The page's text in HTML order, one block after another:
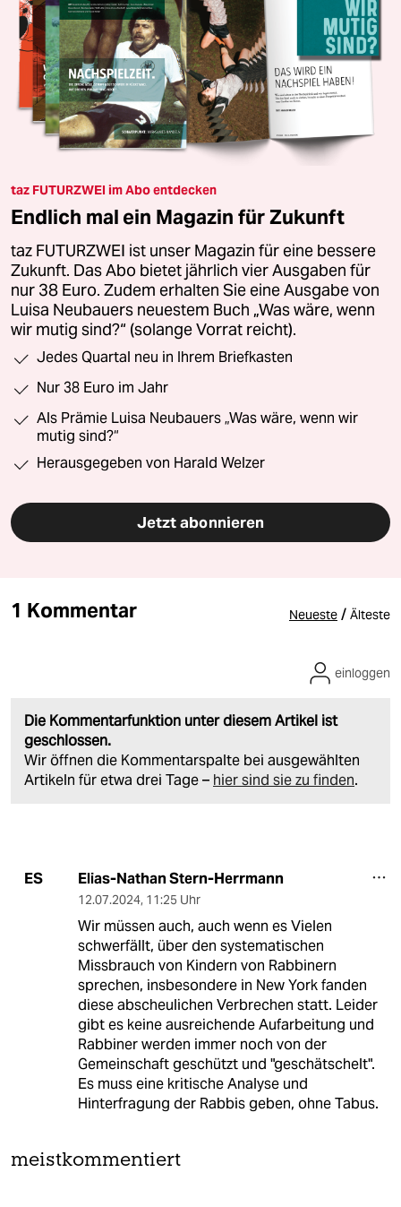
taz FUTURZWEI im Abo entdecken
Endlich mal ein Magazin für Zukunft
taz FUTURZWEI ist unser Magazin für eine bessere
Zukunft. Das Abo bietet jährlich vier Ausgaben für
nur 38 Euro. Zudem erhalten Sie eine Ausgabe von
Luisa Neubauers neuestem Buch „Was wäre, wenn
wir mutig sind?“ (solange Vorrat reicht).
Jedes Quartal neu in Ihrem Briefkasten
Nur 38 Euro im Jahr
Als Prämie Luisa Neubauers „Was wäre, wenn wir
mutig sind?“
Herausgegeben von Harald Welzer
Jetzt abonnieren
1 Kommentar Neueste / Älteste
Die Kommentarfunktion unter diesem Artikel ist
geschlossen.
Wir öffnen die Kommentarspalte bei ausgewählten
Artikeln für etwa drei Tage – hier sind sie zu finden.
einloggen
ES Elias-Nathan Stern-Herrmann
12.07.2024, 11:25 Uhr
Wir müssen auch, auch wenn es Vielen
schwerfällt, über den systematischen
Missbrauch von Kindern von Rabbinern
sprechen, insbesondere in New York fanden
diese abscheulichen Verbrechen statt. Leider
gibt es keine ausreichende Aufarbeitung und
Rabbiner werden immer noch von der
Gemeinschaft geschützt und "geschätschelt".
Es muss eine kritische Analyse und
Hinterfragung der Rabbis geben, ohne Tabus.
meistkommentiert